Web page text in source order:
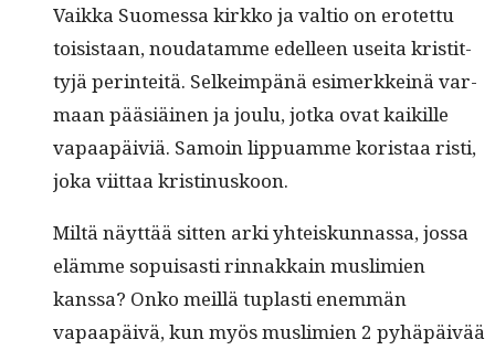
Vaik­ka Suomes­sa kirkko ja val­tio on erotet­tu
toi­sis­taan, nou­datamme edelleen usei­ta kris­tit­
tyjä per­in­teitä. Selkeim­pänä esimerkkeinä var­
maan pääsiäi­nen ja joulu, jot­ka ovat kaikille
vapaapäiviä. Samoin lip­puamme koris­taa risti,
joka viit­taa kristinuskoon.
Miltä näyt­tää sit­ten arki yhteiskun­nas­sa, jos­sa
elämme sopuisas­ti rin­nakkain mus­lim­ien
kanssa? Onko meil­lä tuplas­ti enem­män
vapaapäivä, kun myös mus­lim­ien 2 pyhäpäivää